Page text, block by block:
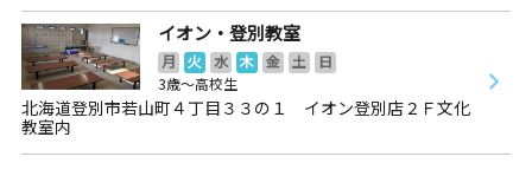
イオン・登別教室
月 火 水 木 金 土
日
3歳～高校生
北海道登別市若山町４丁目３３の１ イオン登別店２Ｆ文化
教室内